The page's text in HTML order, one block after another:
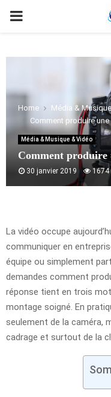
PRIMARY
Home
Média &
Comment produire
Média & Musique & Vidéo
Comment produire
30 janvier 2019 1674
La vidéo occupe
communiquer en
équipe ou simplement
demandes comment
réponse tient en trois
montage soigné. En
seulement de la caméra,
cadrage et surtout de la